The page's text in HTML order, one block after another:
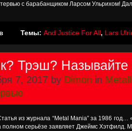
с барабанщиком Ларсом Ульрихом!
Темы: And Justice For All, Lars
Трэш? Называйте
7, 2017 by Dimon in
из журнала “Metal Mania” за 1986
полном серьёзе заявляет Джеймс Хэтфилд.